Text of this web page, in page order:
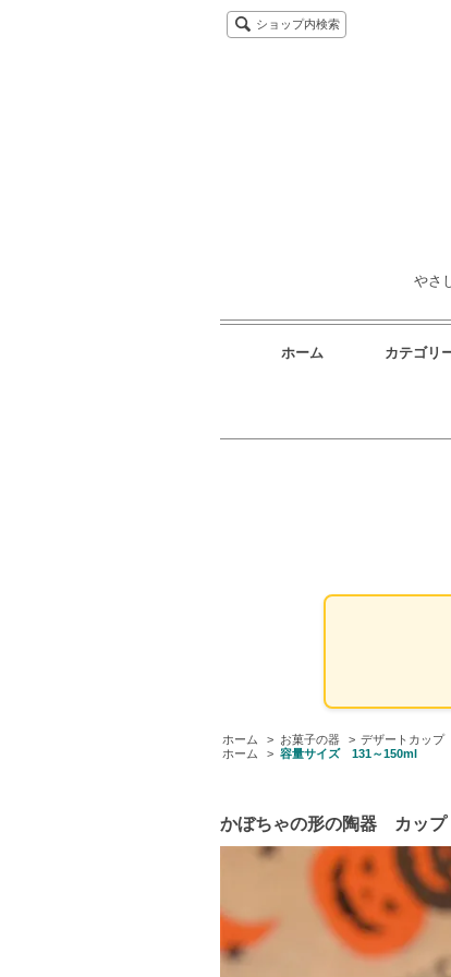
ショップ内検索
やさ
ホーム カテゴリ
ホーム > お菓子の器 > デザートカッ
ホーム
> 容量サイズ 131～150ml
かぼちゃの形の陶器 カッ